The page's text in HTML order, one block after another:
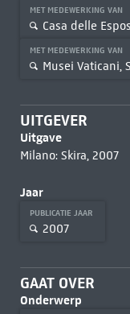
MET MEDEWERKING VAN
Casa delle
MET MEDEWERKING VAN
Musei Vaticani,
UITGEVER
Uitgave
Milano: Skira, 2007
Jaar
PUBLICATIE JAAR
2007
GAAT OVER
Onderwerp